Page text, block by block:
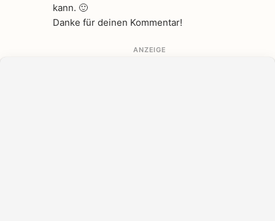
kann. 🙂
Danke für deinen Kommentar!
ANZEIGE